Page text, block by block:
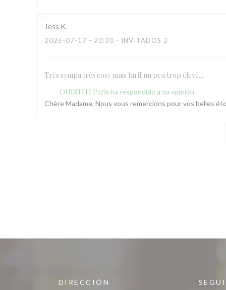
Jess K
2026-07-17 - 20:30 - INVITADOS 2
Très sympa très cosy mais tarif un peu trop élevé…
OUISTITI Paris ha respondido a su opinión
Chère Madame, Nous vous remercions pour vos belles
DIRECCIÓN